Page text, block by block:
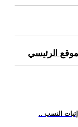
الرئيسي
النسب